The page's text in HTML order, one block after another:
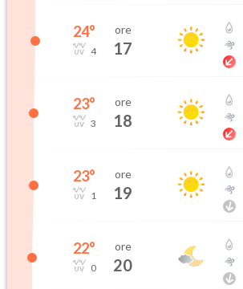
24°
4
ore
17
23°
3
ore
18
23°
1
ore
19
22°
0
ore
20